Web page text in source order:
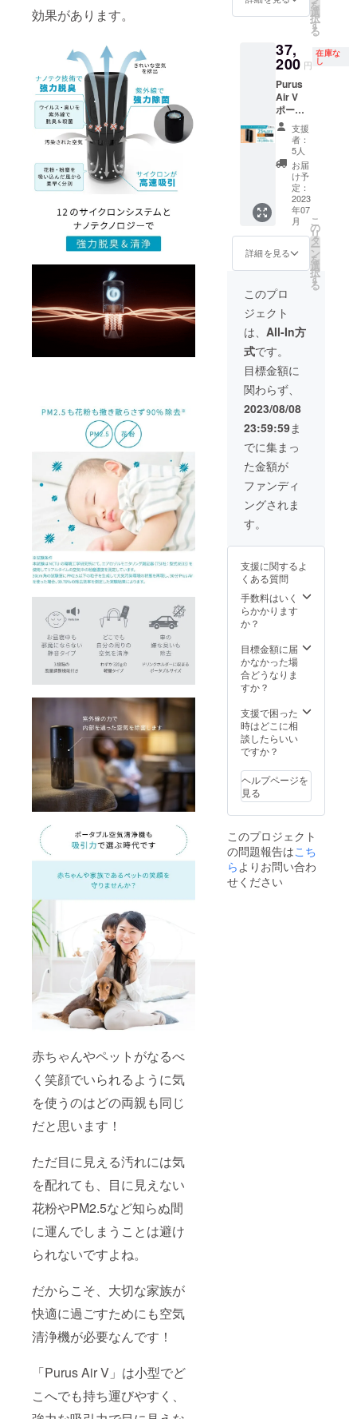
効果があります。
赤ちゃんやペットがなるべ
く笑顔でいられるように気
を使うのはどの両親も同じ
だと思います！
ただ目に見える汚れには気
を配れても、目に見えない
花粉やPM2.5など知らぬ間
に運んでしまうことは避け
られないですよね。
だからこそ、大切な家族が
快適に過ごすためにも空気
清浄機が必要なんです！
「Purus Air V」は小型でど
こへでも持ち運びやすく、
料込)
を
選
択
す
る
37,
200 円
在庫な
し
Purus
Air V
ポータ
ブル空
気清浄
機 本体
×2個
限定5
セット
超早割
25%OF
37,200,
円(税
込・送
料込)
支援
者：
5人
お届
け予
定：
2023
年07
月
詳細を見る
こ
の
リ
タ
ー
ン
を
選
択
す
る
このプロ
ジェクト
は、 All-In方
式です。
目標金額に
関わらず、
2023/08/08
23:59:59ま
でに集まっ
た金額が
ファンディ
ングされま
す。
支援に関するよ
くある質問
手数料はいく
らかかります
か？
目標金額に届
かなかった場
合どうなりま
すか？
支援で困った
時はどこに相
談したらいい
ですか？
ヘルプページを
見る
このプロジェクト
の問題報告はこち
ら よりお問い合わ
せください